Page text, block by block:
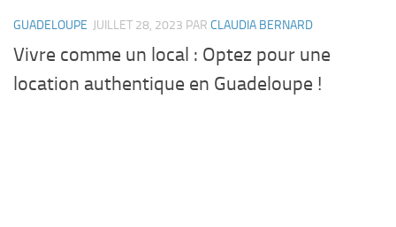
GUADELOUPE JUILLET 28, 2023 PAR CLAUDIA BERNARD
Vivre comme un local : Optez pour une
location authentique en Guadeloupe !